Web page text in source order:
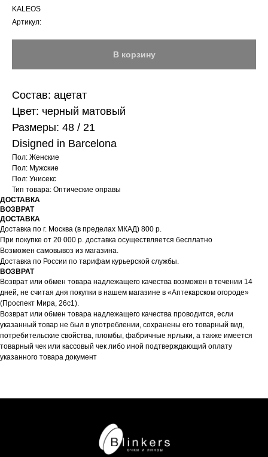
KALEOS
Артикул:
В корзину
Состав: ацетат
Цвет: черный матовый
Размеры: 48 / 21
Disigned in Barcelona
Пол: Женские
Пол: Мужские
Пол: Унисекс
Тип товара: Оптические оправы
ДОСТАВКА
ВОЗВРАТ
ДОСТАВКА
Доставка по г. Москва (в пределах МКАД) 800 р.
При покупке от 20 000 р. доставка осуществляется бесплатно
Возможен самовывоз из магазина.
Доставка по России по тарифам курьерской службы.
ВОЗВРАТ
Возврат или обмен товара надлежащего качества возможен в течении 14
дней, не считая дня покупки в нашем магазине в «Аптекарском огороде»
(Проспект Мира, 26с1).
Возврат или обмен товара надлежащего качества проводится, если
указанный товар не был в употреблении, сохранены его товарный вид,
потребительские свойства, пломбы, фабричные ярлыки, а также имеется
товарный чек или кассовый чек либо иной подтверждающий оплату
указанного товара документ